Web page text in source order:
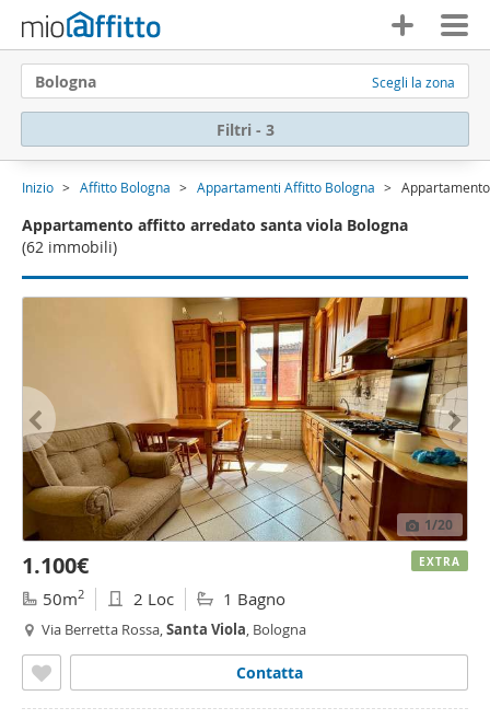
Bologna Scegli la zona
Filtri - 3
Inizio Affitto Bologna Appartamenti Affitto Bologna
Appartamento affitto arredato santa viola Bologna
(62 immobili)
1/20
1.100€
50m2 2 Loc 1 Bagno
Via Berretta Rossa,Santa Viola, Bologna
Contatta
EXTRA